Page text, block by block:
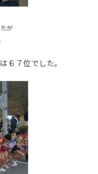
が
６７位でした。